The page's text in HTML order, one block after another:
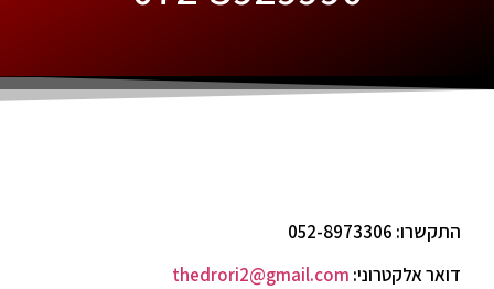
התקשרו: 052-8973306
דואר אלקטרוני: thedrori2@gmail.com